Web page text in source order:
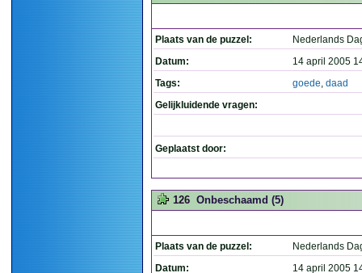
Plaats van de puzzel:
Nederlands
Datum:
14 april 2005
Tags:
goede, daad
Gelijkluidende vragen:
Geplaatst door:
126 Onbeschaamd (5)
Plaats van de puzzel:
Nederlands
Datum:
14 april 2005